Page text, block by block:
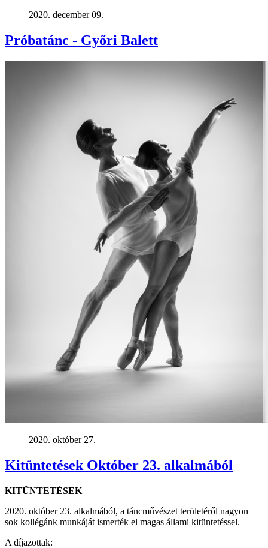
2020. december 09.
Próbatánc - Győri Balett
2020. október 27.
Kitüntetések Október 23. alkalmából
KITÜNTETÉSEK
2020. október 23. alkalmából, a táncművészet területéről nagyon
sok kollégánk munkáját ismerték el magas állami kitüntetéssel.
A díjazottak: